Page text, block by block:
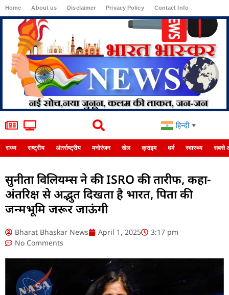
Home About us Disclaimer Privacy Policy Contact Info
हिन्दी ▼
राज्य राष्ट्रीय अंतर्राष्ट्रीय मनोरंजन खेल क्राइम धर्म स्वास्थ्य सबसे
सुनीता विलियम्स ने की ISRO की तारीफ, कहा-
अंतरिक्ष से अद्भुत दिखता है भारत, पिता की
जन्मभूमि जरूर जाऊंगी
Bharat Bhaskar News April 1, 2025
3:17 pm
No Comments